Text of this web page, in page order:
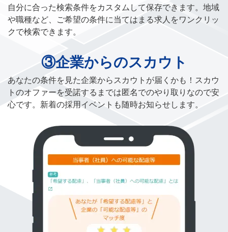
自分に合った検索条件をカスタムして保存できます。地域
や職種など、ご希望の条件に当てはまる求人をワンクリッ
クで検索できます。
③企業からのスカウト
あなたの条件を見た企業からスカウトが届くかも！スカウ
トのオファーを受諾するまでは匿名でのやり取りなので安
心です。新着の採用イベントも随時お知らせします。